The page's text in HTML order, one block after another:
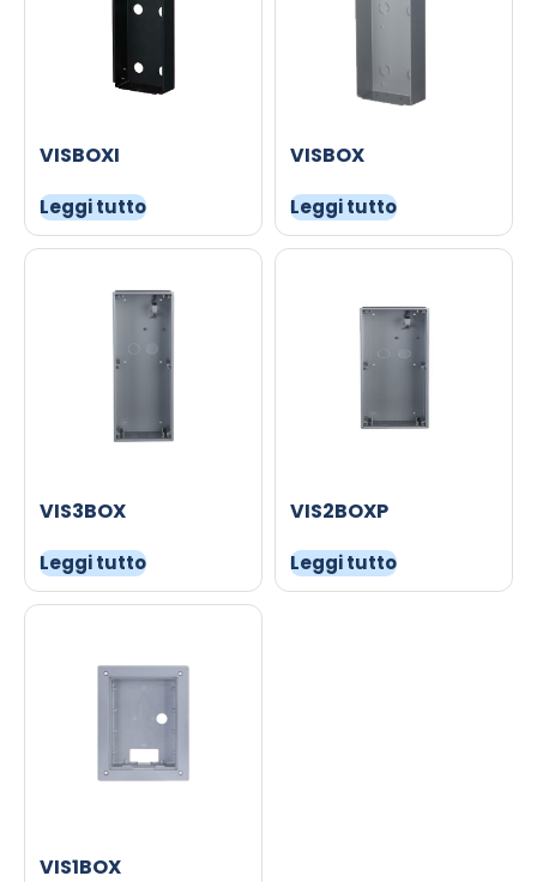
VISBOXI
Leggi tutto
VISBOX
Leggi tutto
VIS3BOX
Leggi tutto
VIS2BOXP
Leggi tutto
VIS1BOX